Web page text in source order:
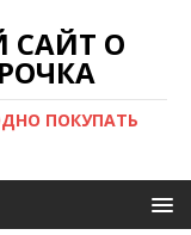
О
ПОКУПАТЬ